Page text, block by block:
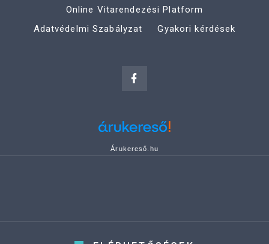
Online Vitarendezési Platform
Adatvédelmi Szabályzat
Gyakori kérdések
Árukereső.hu